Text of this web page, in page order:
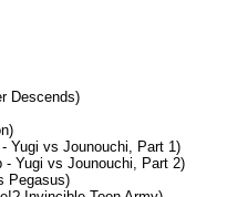
Descends)
Yugi vs Jounouchi, Part 1)
Yugi vs Jounouchi, Part 2)
Pegasus)